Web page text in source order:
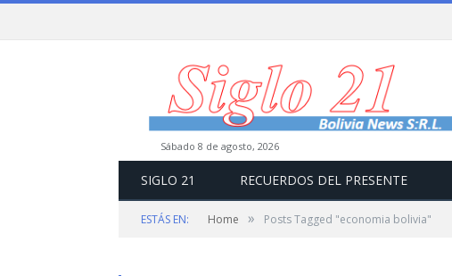
sábado 8 de agosto, 2026
SIGLO 21 RECUERDOS DEL PRESENTE
ESTÁS EN: Home » Posts Tagged "economia bolivia"